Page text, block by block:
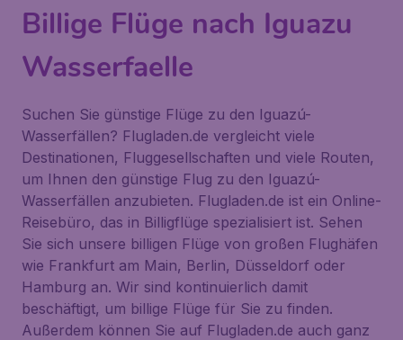
Billige Flüge nach Iguazu
Wasserfaelle
Suchen Sie günstige Flüge zu den Iguazú-
Wasserfällen? Flugladen.de vergleicht viele
Destinationen, Fluggesellschaften und viele Routen,
um Ihnen den günstige Flug zu den Iguazú-
Wasserfällen anzubieten. Flugladen.de ist ein Online-
Reisebüro, das in Billigflüge spezialisiert ist. Sehen
Sie sich unsere billigen Flüge von großen Flughäfen
wie Frankfurt am Main, Berlin, Düsseldorf oder
Hamburg an. Wir sind kontinuierlich damit
beschäftigt, um billige Flüge für Sie zu finden.
Außerdem können Sie auf Flugladen.de auch ganz